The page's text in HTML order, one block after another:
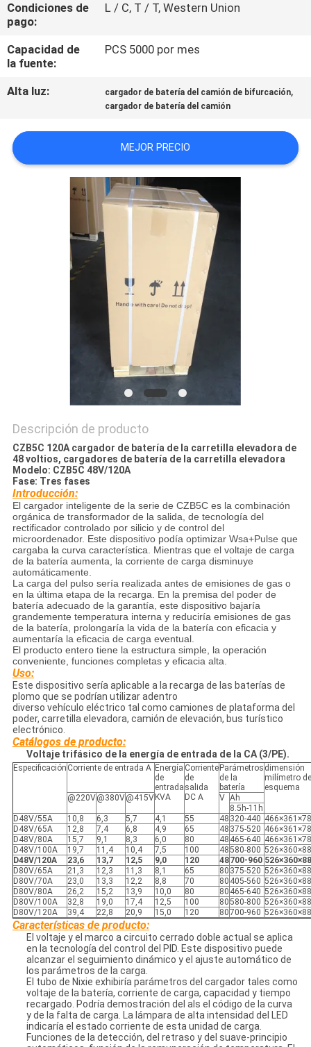
MAPA
DEL
SITIO
DE
PRIVACIDAD
Condiciones de
pago:
L / C, T / T, Western Union
Capacidad de
la fuente:
PCS 5000 por mes
Alta luz: cargador de batería del camión de bifurcación,
cargador de batería del camión
MEJOR PRECIO
Descripción de producto
CZB5C 120A cargador de batería de la carretilla elevadora de
48 voltios, cargadores de batería de la carretilla elevadora
Modelo: CZB5C 48V/120A
Fase: Tres fases
Introducción:
El cargador inteligente de la serie de CZB5C es la combinación
orgánica de transformador de la salida, de tecnología del
rectificador controlado por silicio y de control del
microordenador. Este dispositivo podía optimizar Wsa+Pulse que
cargaba la curva característica. Mientras que el voltaje de carga
de la batería aumenta, la corriente de carga disminuye
automáticamente.
La carga del pulso sería realizada antes de emisiones de gas o
en la última etapa de la recarga. En la premisa del poder de
batería adecuado de la garantía, este dispositivo bajaría
grandemente temperatura interna y reduciría emisiones de gas
de la batería, prolongaría la vida de la batería con eficacia y
aumentaría la eficacia de carga eventual.
El producto entero tiene la estructura simple, la operación
conveniente, funciones completas y eficacia alta.
Uso:
Este dispositivo sería aplicable a la recarga de las baterías de
plomo que se podrían utilizar adentro
diverso vehículo eléctrico tal como camiones de plataforma del
poder, carretilla elevadora, camión de elevación, bus turístico
electrónico.
Catálogos de producto:
Voltaje trifásico de la energía de entrada de la CA (3/PE).
Especificación Corriente de entrada A Energía
de
entrada
KVA
Corriente
de
salida
DC A
Parámetros
de la
batería
dimensión
milímetro
esquema
@220V@380V@415V V Ah
8.5h-11h
D48V/55A
10,8 6,3 5,7 4,1 55 48 320-440
D48V/65A
12,8 7,4 6,8 4,9 65 48 375-520
D48V/80A
15,7 9,1 8,3 6,0 80 48 465-640
D48V/100A
19,7 11,4 10,4 7,5 100 48580-800
D48V/120A
23,6 13,7 12,5 9,0 120 48700-960
D80V/65A
21,3 12,3 11,3 8,1 65 80 375-520
D80V/70A
23,0 13,3 12,2 8,8 70 80 405-560
D80V/80A
26,2 15,2 13,9 10,0 80 80 465-640
D80V/100A
32,8 19,0 17,4 12,5 100 80580-800
D80V/120A
39,4 22,8 20,9 15,0 120 80700-960
Características de producto:
El voltaje y el marco a circuito cerrado doble actual se aplica
en la tecnología del control del PID. Este dispositivo puede
alcanzar el seguimiento dinámico y el ajuste automático de
los parámetros de la carga.
El tubo de Nixie exhibiría parámetros del cargador tales como
voltaje de la batería, corriente de carga, capacidad y tiempo
recargado. Podría demostración del als el código de la curva
y de la falta de carga. La lámpara de alta intensidad del LED
indicaría el estado corriente de esta unidad de carga.
Funciones de la detección, del retraso y del suave-principio